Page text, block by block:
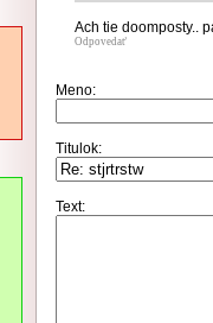
Ach tie doomposty..
Odpovedať
Meno:
Titulok:
Text: